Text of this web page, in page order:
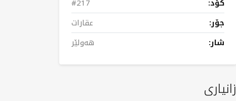
کۆد:
#217
جۆر:
عقارات
شار:
هەولێر
زانیاری